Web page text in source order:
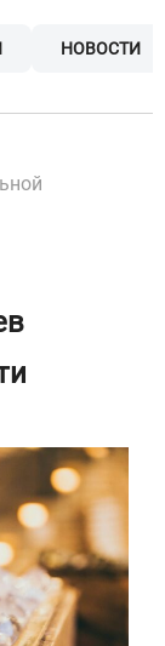
НОВОСТИ